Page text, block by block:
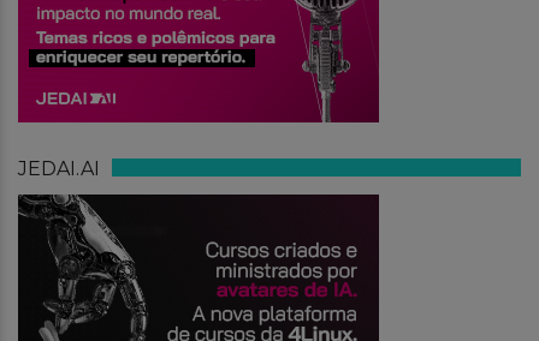
JEDAI.AI